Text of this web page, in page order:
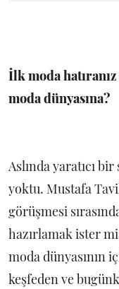
İlk moda
moda dünyasına?
Aslında yaratıcı
yoktu. Mustafa
görüşmesi
hazırlamak ister
moda dünyasının
keşfeden ve